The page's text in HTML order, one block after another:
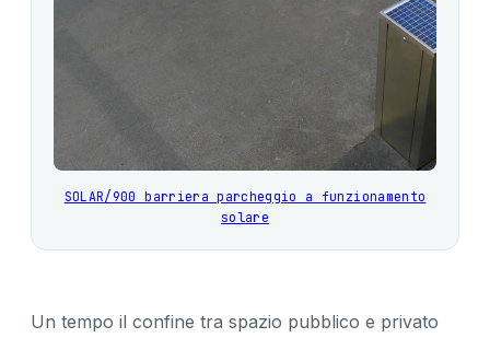
SOLAR/900 barriera parcheggio a funzionamento
solare
Un tempo il confine tra spazio pubblico e privato